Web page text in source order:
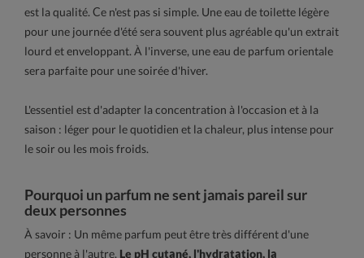
est la qualité. Ce n'est pas si simple. Une eau de toilette légère
pour une journée d'été sera souvent plus agréable qu'un extrait
lourd et enveloppant. À l'inverse, une eau de parfum orientale
sera parfaite pour une soirée d'hiver.
L'essentiel est d'adapter la concentration à l'occasion et à la
saison : léger pour le quotidien et la chaleur, plus intense pour
le soir ou les mois froids.
Pourquoi un parfum ne sent jamais pareil sur
deux personnes
À savoir : Un même parfum peut être très différent d'une
personne à l'autre. Le pH cutané, l'hydratation, la